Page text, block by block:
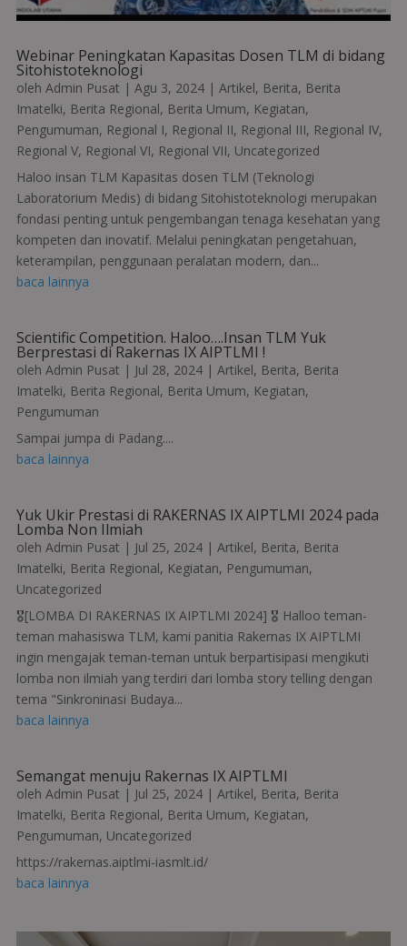
Webinar Peningkatan Kapasitas Dosen TLM di bidang
Sitohistoteknologi
oleh Admin Pusat | Agu 3, 2024| Artikel, Berita, Berita
Imatelki, Berita Regional, Berita Umum, Kegiatan,
Pengumuman, Regional I, Regional II, Regional III, Regional IV,
Regional V, Regional VI, Regional VII, Uncategorized
Haloo insan TLM Kapasitas dosen TLM (Teknologi
Laboratorium Medis) di bidang Sitohistoteknologi merupakan
fondasi penting untuk pengembangan tenaga kesehatan yang
kompeten dan inovatif. Melalui peningkatan pengetahuan,
keterampilan, penggunaan peralatan modern, dan...
baca lainnya
Scientific Competition. Haloo….Insan TLM Yuk
Berprestasi di Rakernas IX AIPTLMI !
oleh Admin Pusat | Jul 28, 2024| Artikel, Berita, Berita
Imatelki, Berita Regional, Berita Umum, Kegiatan,
Pengumuman
Sampai jumpa di Padang....
baca lainnya
Yuk Ukir Prestasi di RAKERNAS IX AIPTLMI 2024 pada
Lomba Non Ilmiah
oleh Admin Pusat | Jul 25, 2024| Artikel, Berita, Berita
Imatelki, Berita Regional, Kegiatan, Pengumuman,
Uncategorized
🎖[LOMBA DI RAKERNAS IX AIPTLMI 2024] 🎖 Halloo teman-
teman mahasiswa TLM, kami panitia Rakernas IX AIPTLMI
ingin mengajak teman-teman untuk berpartisipasi mengikuti
lomba non ilmiah yang terdiri dari lomba story telling dengan
tema "Sinkroninasi Budaya...
baca lainnya
Semangat menuju Rakernas IX AIPTLMI
oleh Admin Pusat | Jul 25, 2024| Artikel, Berita, Berita
Imatelki, Berita Regional, Berita Umum, Kegiatan,
Pengumuman, Uncategorized
https://rakernas.aiptlmi-iasmlt.id/
baca lainnya